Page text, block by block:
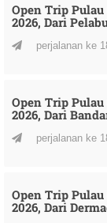
Open Trip
2026, Dari
perjalanan ke
Open Trip
2026, Dari
perjalanan ke
Open Trip
2026, Dari